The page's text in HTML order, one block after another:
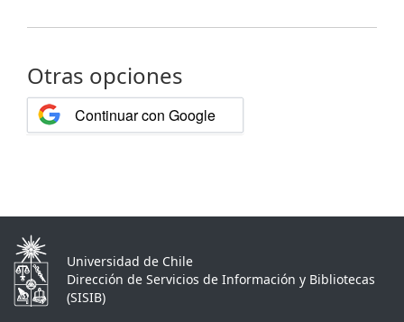
Otras opciones
Continuar con Google
Universidad de Chile
Dirección de Servicios de Información y Bibliotecas
(SISIB)